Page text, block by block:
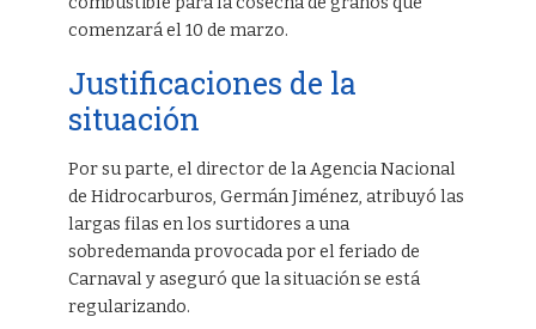
comenzará el 10 de marzo.
Justificaciones de la
situación
Por su parte, el director de la Agencia Nacional
de Hidrocarburos, Germán Jiménez, atribuyó las
largas filas en los surtidores a una
sobredemanda provocada por el feriado de
Carnaval y aseguró que la situación se está
regularizando.